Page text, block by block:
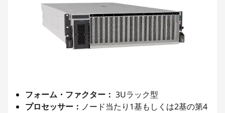
フォーム・ファクター： 3Uラック型
プロセッサー： ノード当たり1基もしくは2基の第4